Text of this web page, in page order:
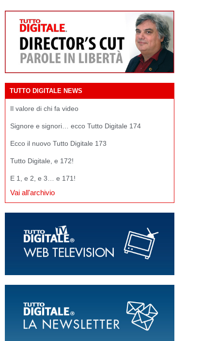
TUTTO DIGITALE NEWS
Il valore di chi fa video
Signore e signori… ecco Tutto Digitale 174
Ecco il nuovo Tutto Digitale 173
Tutto Digitale, e 172!
E 1, e 2, e 3… e 171!
Vai all'archivio